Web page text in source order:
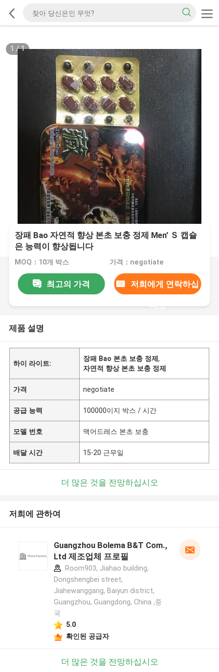
1 /1
장패 Bao 자연적 향상 본초 보충 정제 Men′ Ｓ 캡슐
은 능력이 향상됩니다
MOQ：10개 박스 가격：negotiate
최고의 가격 저희에게 연락하십
시오
제품 설명
하이 라이트:
장패 Bao 본초 보충 정제,
자연적 향상 본초 보충 정제
가격 negotiate
공급 능력 100000이지 박스 / 시간
모델 번호 맥어드레스 본초 보충
배달 시간 15-20 근무일
더 많은 것을 전망하십시오
저희에 관하여
Guangzhou Bolema B&T Com.,
Ltd 제조업체 프로필
Room903, Jiahao building,
Dongshengbei street,
Jiahewanggang, Baiyun district,
Guangzhou, Guangdong, China ,중
국
5.0
확인된 공급자
더 많은 것을 전망하십시오